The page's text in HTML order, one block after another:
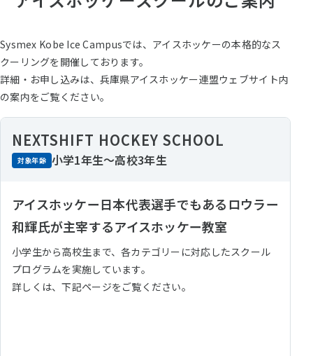
Sysmex Kobe Ice Campusでは、アイスホッケーの本格的なス
クーリングを開催しております。
詳細・お申し込みは、兵庫県アイスホッケー連盟ウェブサイト内
の案内をご覧ください。
NEXTSHIFT HOCKEY SCHOOL
対象年齢 小学1年生～高校3年生
アイスホッケー日本代表選手でもあるロウラー
和輝氏が主宰するアイスホッケー教室
小学生から高校生まで、各カテゴリーに対応したスクール
プログラムを実施しています。
詳しくは、下記ページをご覧ください。